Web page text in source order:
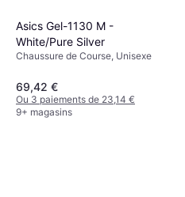
Asics Gel-1130 M -
White/Pure Silver
Chaussure de Course, Unisexe
69,42 €
Ou 3 paiements de 23,14 €
9+ magasins